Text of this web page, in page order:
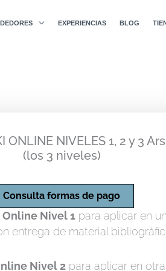
EXPERIENCIAS BLOG
ONLINE NIVELES 1, 2 y 3
(los 3 niveles)
Consulta formas de pago
Nivel 1 para aplicar en
entrega de material
Nivel 2 para aplicar en